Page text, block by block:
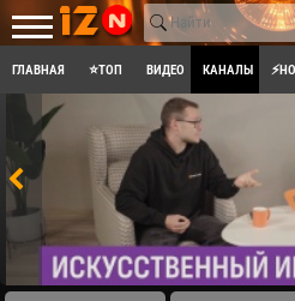
ГЛАВНАЯ ⭐ТОП ВИДЕО КАНАЛЫ